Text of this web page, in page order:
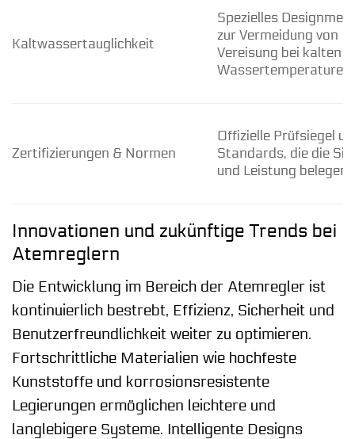
Kaltwassertauglichkeit
Spezielles
zur Vermeidung von
Vereisung bei kalten
Wassertemperaturen.
Zertifizierungen & Normen
Offizielle Prüfsiegel
Standards, die die
und Leistung belegen.
Innovationen und zukünftige Trends bei
Atemreglern
Die Entwicklung im Bereich der Atemregler ist
kontinuierlich bestrebt, Effizienz, Sicherheit und
Benutzerfreundlichkeit weiter zu optimieren.
Fortschrittliche Materialien wie hochfeste
Kunststoffe und korrosionsresistente
Legierungen ermöglichen leichtere und
langlebigere Systeme. Intelligente Designs